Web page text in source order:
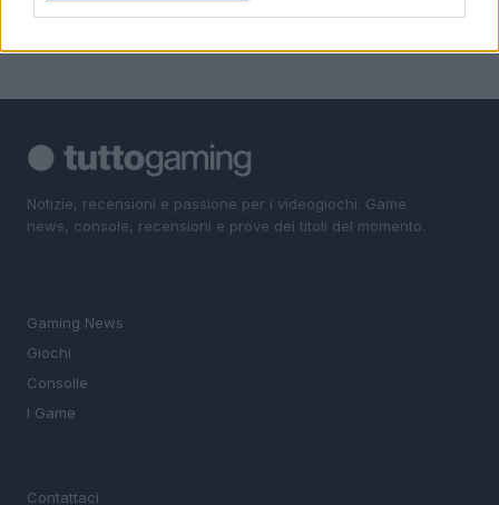
Notizie, recensioni e passione per i videogiochi. Game
news, console, recensioni e prove dei titoli del momento.
Gaming News
Giochi
Consolle
I Game
Contattaci